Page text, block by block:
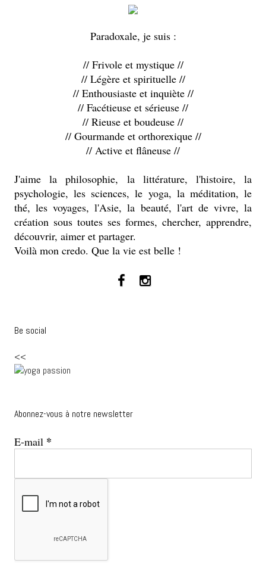
Paradoxale, je suis :
// Frivole et mystique //
// Légère et spirituelle //
// Enthousiaste et inquiète //
// Facétieuse et sérieuse //
// Rieuse et boudeuse //
// Gourmande et orthorexique //
// Active et flâneuse //
J'aime la philosophie, la littérature, l'histoire, la
psychologie, les sciences, le yoga, la méditation, le
thé, les voyages, l'Asie, la beauté, l'art de vivre, la
création sous toutes ses formes, chercher, apprendre,
découvrir, aimer et partager.
Voilà mon credo. Que la vie est belle !
Be social
<<
Abonnez-vous à notre newsletter
E-mail *